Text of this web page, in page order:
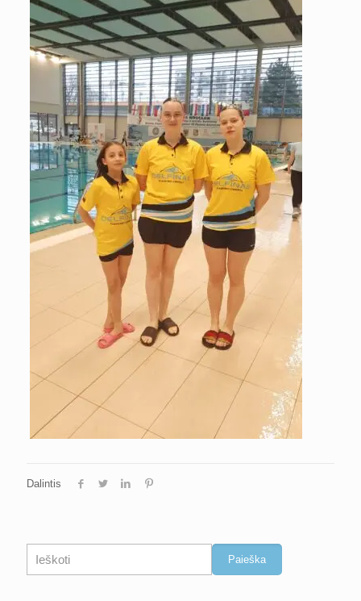
Dalintis
Paieška Paieška